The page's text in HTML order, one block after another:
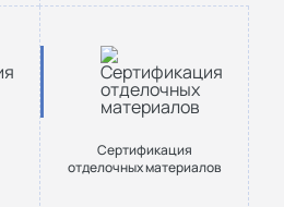
Сертификация
отделочных материалов